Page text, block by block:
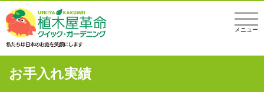
メニュー
お手入れ実績